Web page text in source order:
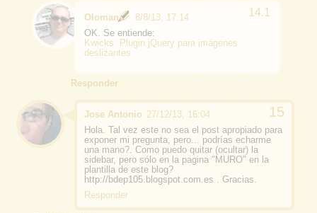
Oloman
8/8/13, 17:14
OK. Se entiende:
Kwicks: Plugin jQuery para imágenes
deslizantes
Responder
Jose Antonio 27/12/13, 16:04
Hola. Tal vez este no sea el post apropiado para
exponer mi pregunta, pero... podrías echarme
una mano?. Como puedo quitar (ocultar) la
sidebar, pero sólo en la pagina "MURO" en la
plantilla de este blog?
http://bdep105.blogspot.com.es . Gracias.
Responder